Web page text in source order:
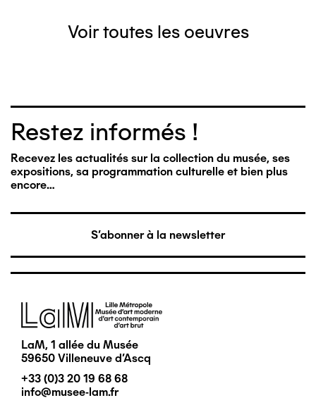
Voir toutes les oeuvres
Restez informés !
Recevez les actualités sur la collection du musée, ses
expositions, sa programmation culturelle et bien plus
encore…
S'abonner à la newsletter
Image
LaM, 1 allée du Musée
59650 Villeneuve d'Ascq
+33 (0)3 20 19 68 68
info@musee-lam.fr